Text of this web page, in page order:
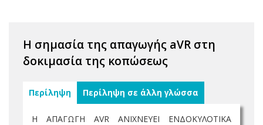
Η σημασία της απαγωγής aVR στη
δοκιμασία της κοπώσεως
Περίληψη Περίληψη σε άλλη γλώσσα
Η ΑΠΑΓΩΓΗ ΑVR ΑΝΙΧΝΕΥΕΙ ΕΝΔΟΚΥΛΟΤΙΚΑ